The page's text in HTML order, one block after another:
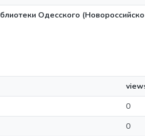
Одесского
0
0